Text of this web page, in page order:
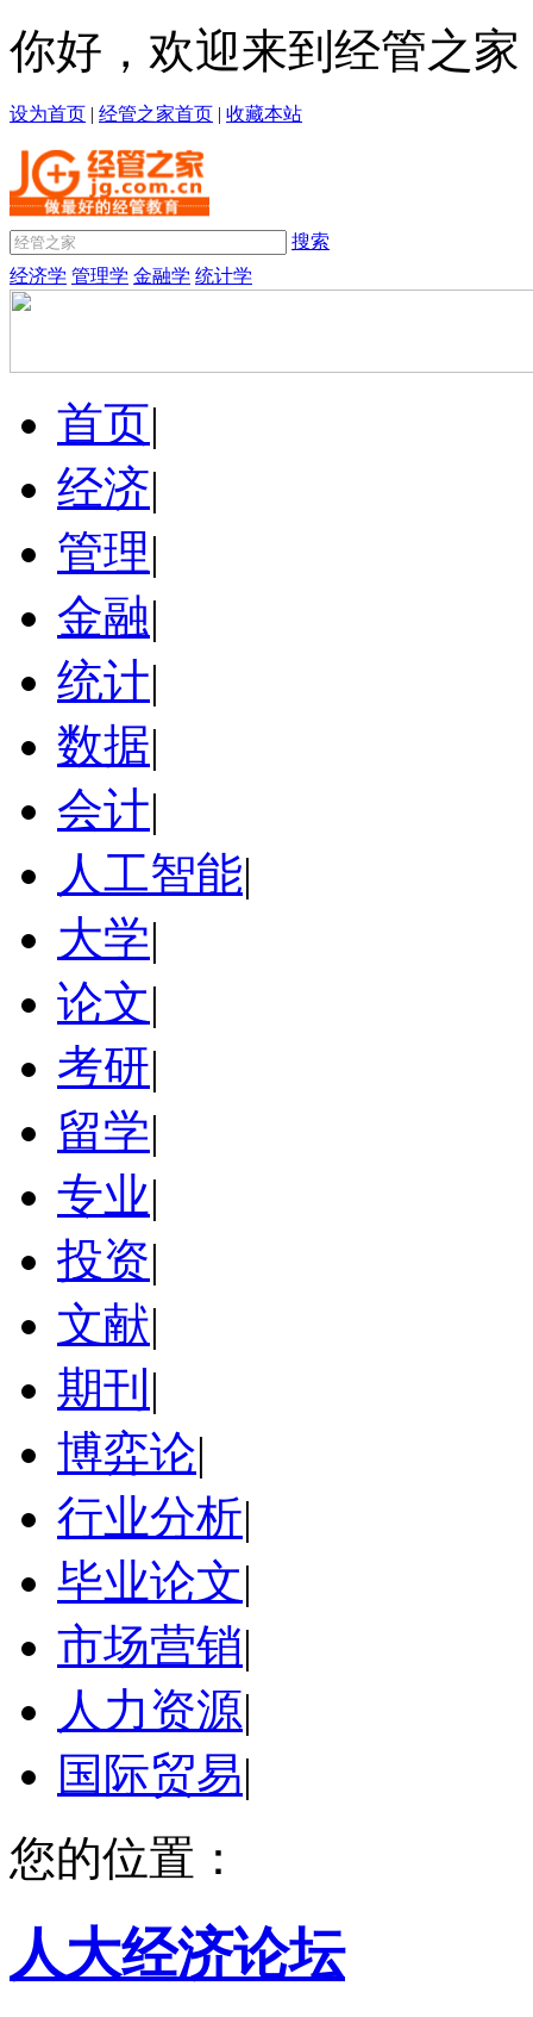
你好，欢迎来到经管之家
设为首页 | 经管之家首页 | 收藏本站
搜索
经济学 管理学 金融学 统计学
首页|
经济|
管理|
金融|
统计|
数据|
会计|
人工智能|
大学|
论文|
考研|
留学|
专业|
投资|
文献|
期刊 |
博弈论|
行业分析|
毕业论文|
市场营销|
人力资源|
国际贸易|
您的位置：
人大经济论坛